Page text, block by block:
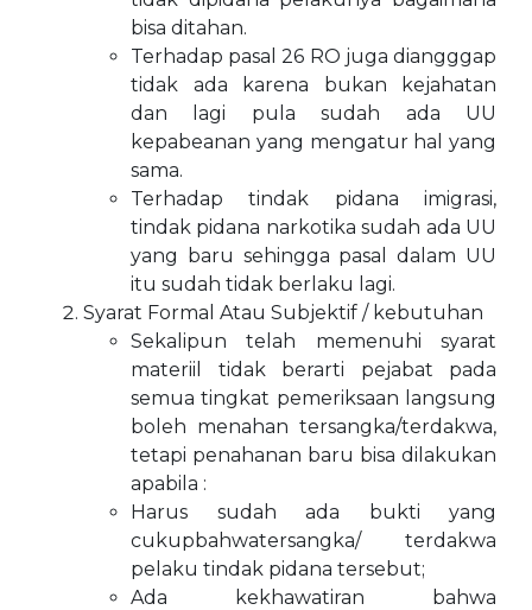
bisa ditahan.
Terhadap pasal 26 RO juga diangggap
tidak ada karena bukan kejahatan
dan lagi pula sudah ada UU
kepabeanan yang mengatur hal yang
sama.
Terhadap tindak pidana imigrasi,
tindak pidana narkotika sudah ada UU
yang baru sehingga pasal dalam UU
itu sudah tidak berlaku lagi.
Syarat Formal Atau Subjektif / kebutuhan
Sekalipun telah memenuhi syarat
materiil tidak berarti pejabat pada
semua tingkat pemeriksaan langsung
boleh menahan tersangka/terdakwa,
tetapi penahanan baru bisa dilakukan
apabila :
Harus sudah ada bukti yang
cukupbahwatersangka/ terdakwa
pelaku tindak pidana tersebut;
Ada kekhawatiran bahwa